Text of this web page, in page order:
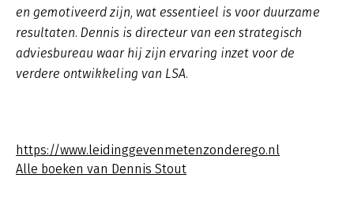
en gemotiveerd zijn, wat essentieel is voor duurzame
resultaten. Dennis is directeur van een strategisch
adviesbureau waar hij zijn ervaring inzet voor de
verdere ontwikkeling van LSA.
https://www.leidinggevenmetenzonderego.nl
Alle boeken van Dennis Stout